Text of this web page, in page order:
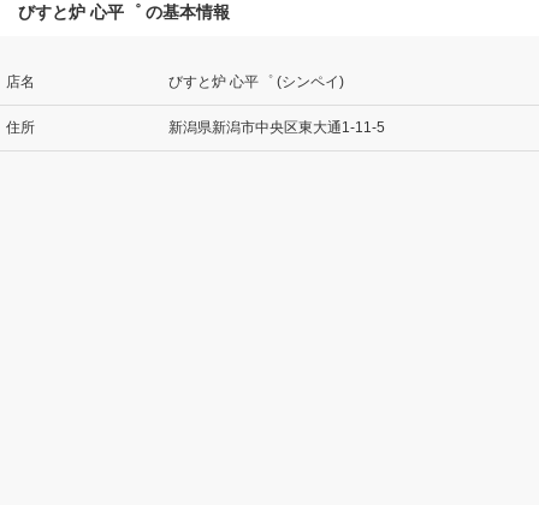
びすと炉 心平゜ の基本情報
店名 びすと炉 心平゜ (シンペイ)
住所 新潟県新潟市中央区東大通1-11-5